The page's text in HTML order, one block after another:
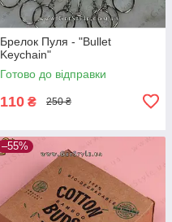
Брелок Пуля - "Bullet
Keychain"
Готово до відправки
110 ₴ 250 ₴
–55%